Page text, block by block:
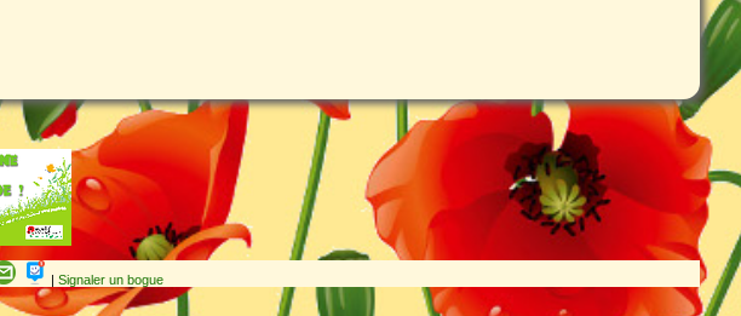
|Signaler un bogue